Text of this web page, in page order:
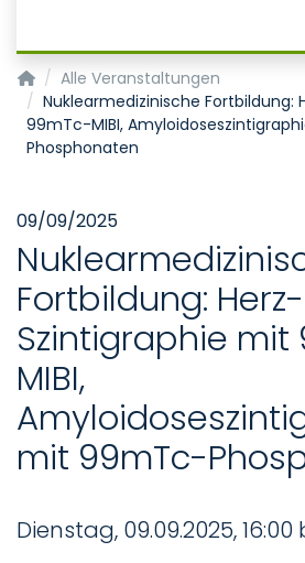
Klinik für Nuklearmedizin
Alle Veranstaltungen
Nuklearmedizinische Fortbildung:
99mTc-MIBI,
Phosphonaten
09/09/2025
Fortbildung: Herz-
Szintigraphie mit
MIBI,
mit 99mTc-
Dienstag, 09.09.2025, 16:00